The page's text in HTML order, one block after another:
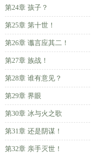
第24章 孩子？
第25章 第十世！
第26章 谶言应其二！
第27章 族战！
第28章 谁有意见？
第29章 界眼
第30章 冰与火之歌
第31章 还是阴谋！
第32章 亲手灭世！